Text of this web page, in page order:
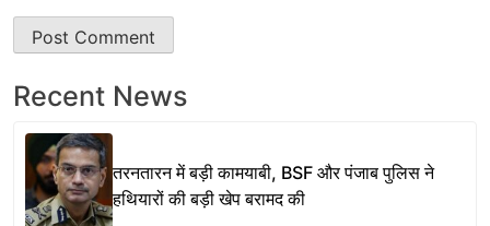
Recent News
तरनतारन में बड़ी कामयाबी, BSF और पंजाब पुलिस ने
हथियारों की बड़ी खेप बरामद की